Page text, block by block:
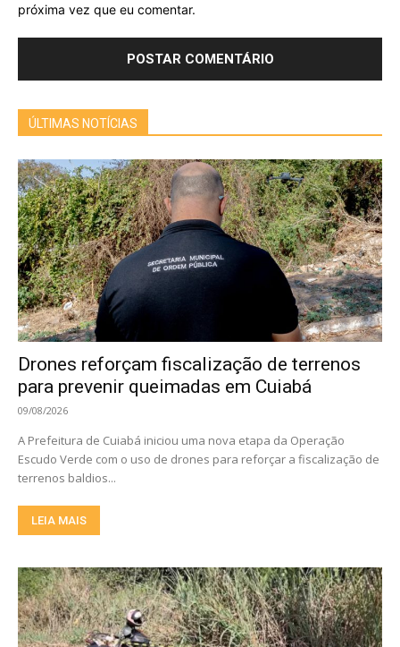
próxima vez que eu comentar.
ÚLTIMAS NOTÍCIAS
Drones reforçam fiscalização de terrenos
para prevenir queimadas em Cuiabá
09/08/2026
A Prefeitura de Cuiabá iniciou uma nova etapa da Operação
Escudo Verde com o uso de drones para reforçar a fiscalização de
terrenos baldios...
LEIA MAIS